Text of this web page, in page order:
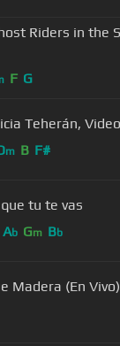
Riders in the
F G
Teherán,
m B F#
lo se que tu te vas
Ab Gm Bb
Madera (En Vivo)